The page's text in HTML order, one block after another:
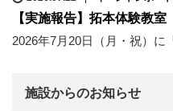
【実施報告】拓本体験教室
2026年7月20日（月・祝）
施設からのお知らせ